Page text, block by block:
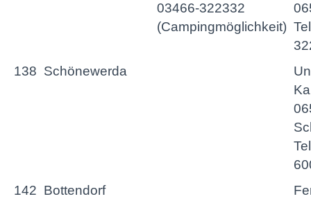
03466-322332
(Campingmöglichkeit)
138 Schönewerda
142 Bottendorf